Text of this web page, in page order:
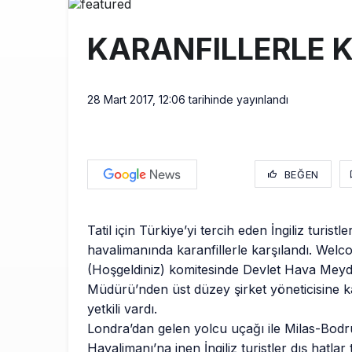
18:00 Lufthansa
KARANFILLERLE
28 Mart 2017, 12:06 tarihinde yayınlandı
BEĞEN
Tatil için Türkiye’yi tercih eden İngiliz
havalimanında karanfillerle karşılandı.
(Hoşgeldiniz) komitesinde Devlet Hava
Müdürü’nden üst düzey şirket yöneticisine
yetkili vardı.
Londra’dan gelen yolcu uçağı ile Milas-
Havalimanı’na inen İngiliz turistler dış hatlar